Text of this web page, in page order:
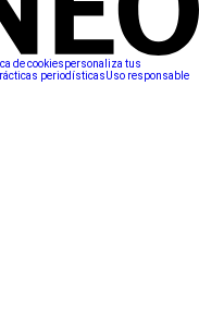
de cookiespersonaliza tus
periodísticasUso responsable